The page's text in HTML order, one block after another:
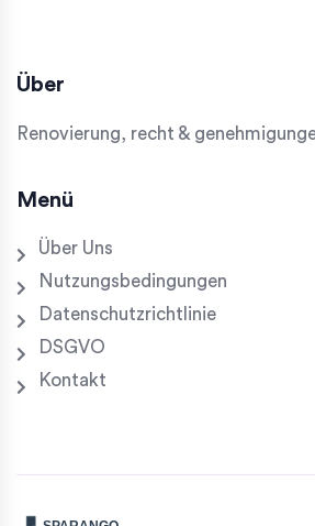
Über
Renovierung, recht &
Menü
Über Uns
Nutzungsbedingungen
Datenschutzrichtlinie
DSGVO
Kontakt